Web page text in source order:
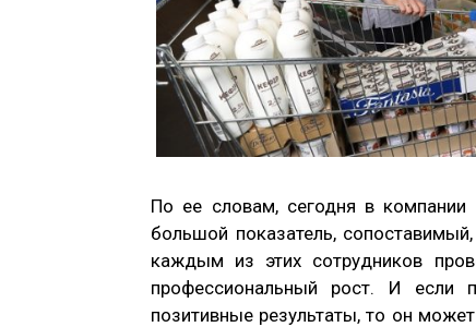
По ее словам, сегодня в компании
большой показатель,
каждым из этих сотрудников
профессиональный рост. И если
позитивные результаты, то он